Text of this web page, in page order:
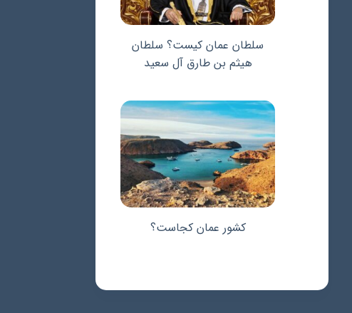
سلطان عمان کیست؟ سلطان
هیثم بن طارق آل سعید
کشور عمان کجاست؟